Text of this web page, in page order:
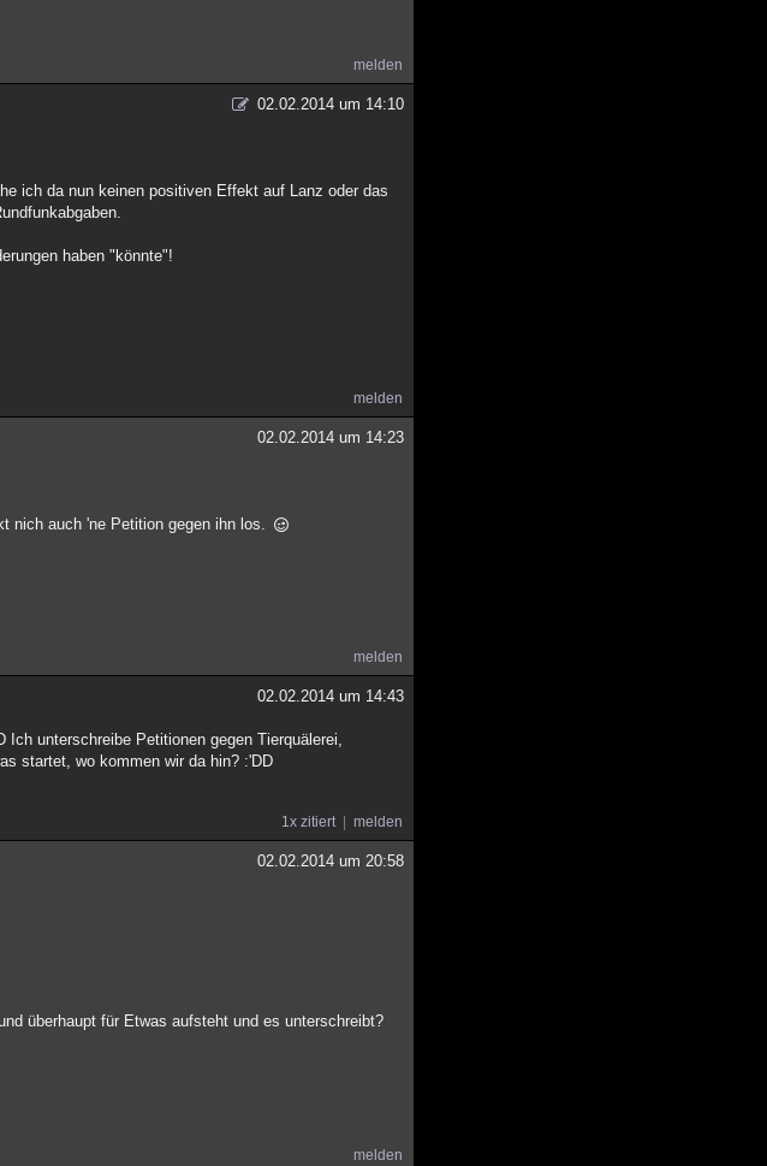
melden
02.02.2014 um 14:10
ich da nun keinen positiven Effekt auf Lanz oder das
haben "könnte"!
melden
02.02.2014 um 14:23
nich auch 'ne Petition gegen ihn los.
melden
02.02.2014 um 14:43
unterschreibe Petitionen gegen Tierquälerei,
startet, wo kommen wir da hin? :'DD
1x zitiert melden
02.02.2014 um 20:58
überhaupt für Etwas aufsteht und es unterschreibt?
melden